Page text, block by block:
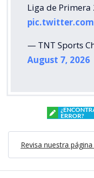
Liga de
— TNT Sports
August 7, 2026
ERROR?
Revisa nuestra